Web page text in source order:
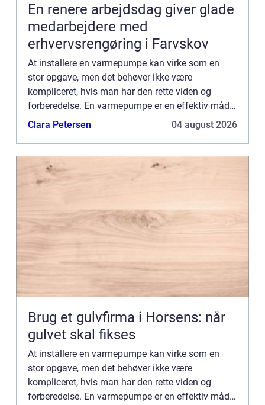
En renere arbejdsdag giver glade
medarbejdere med
erhvervsrengøring i Farvskov
At installere en varmepumpe kan virke som en
stor opgave, men det behøver ikke være
kompliceret, hvis man har den rette viden og
forberedelse. En varmepumpe er en effektiv måde
at reducere energiforbruget på og samtidig
Clara Petersen 04 august 2026
Brug et gulvfirma i Horsens: når
gulvet skal fikses
At installere en varmepumpe kan virke som en
stor opgave, men det behøver ikke være
kompliceret, hvis man har den rette viden og
forberedelse. En varmepumpe er en effektiv måde